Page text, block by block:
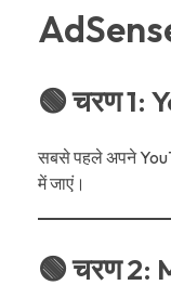
🟢 चरण 1:
सबसे पहले अपने
में जाएं।
🟢 चरण 2: